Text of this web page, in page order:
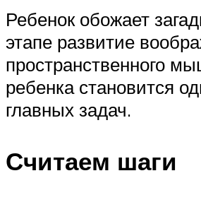
Ребенок обожает
этапе развитие
пространственного
ребенка становится
главных задач.
Считаем шаги